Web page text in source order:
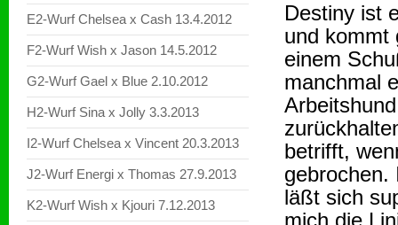
E2-Wurf Chelsea x Cash 13.4.2012
F2-Wurf Wish x Jason 14.5.2012
G2-Wurf Gael x Blue 2.10.2012
H2-Wurf Sina x Jolly 3.3.2013
I2-Wurf Chelsea x Vincent 20.3.2013
J2-Wurf Energi x Thomas 27.9.2013
K2-Wurf Wish x Kjouri 7.12.2013
Destiny ist
und kommt
einem
manchmal
betrifft,
gebrochen.
läßt sich
mich die